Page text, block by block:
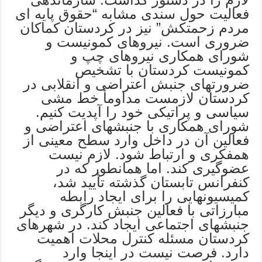
فعالیت حول سندی مشابه “حقوق پایه ای
مردم زحمتکش” نیز در کردستان کماکان
ضروری است. نیروهای کمونیست و
شورای همکاری نیروهای چپ و
کمونیست کردستان با تشخیص
ضرورتهای جنبش اعتراضی و انقلابی در
کردستان لازمست مداومأ خط مشی
سیاسی و پراتیکی خود را آپدیت کنیم.
شورای همکاری با جنبشهای اعتراضی و
فعالین آن در داخل وارد سطح معینی از
همفکری و ارتباط شود. لازم نیست
عضوگیری کند. اما همانطور که در
کنفرانس تابستان گذشته تأیید شد،
کمیسیونهایی را برای ایجاد رابطه
مبارزاتی با فعالین جنبش کارگری و دیگر
جنبشهای اجتماعی ایجاد کند. در شهرهای
کردستان مسئله کنترل محلات اهمیت
دارد. فرصت نیست در اینجا وارد